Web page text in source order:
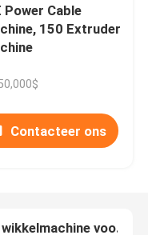
Power Cable
150 Extruder
Contacteer ons
Semi-automatische kabel wikkelmachine voor 10 16 25 35 vierkante mm stroomkabel
200m/min 1250 Automatische draad wikkelmachine met 1250mm pay-off